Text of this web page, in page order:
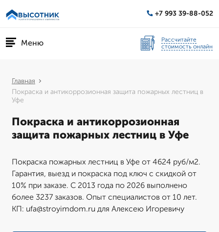
+7 993 39-88-052
Меню
Рассчитайте
стоимость онлайн
Главная
Покраска и антикоррозионная защита пожарных лестниц в
Уфе
Покраска и антикоррозионная
защита пожарных лестниц в Уфе
Покраска пожарных лестниц в Уфе от 4624 руб/м2.
Гарантия, выезд и покраска под ключ с скидкой от
10% при заказе. С 2013 года по 2026 выполнено
более 3237 заказов. Опыт специалистов от 10 лет.
КП: ufa@stroyimdom.ru для Алексею Игоревичу